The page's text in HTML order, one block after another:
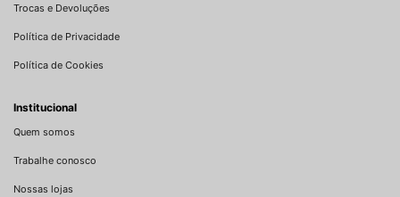
Trocas e Devoluções
Política de Privacidade
Política de Cookies
Institucional
Quem somos
Trabalhe conosco
Nossas lojas